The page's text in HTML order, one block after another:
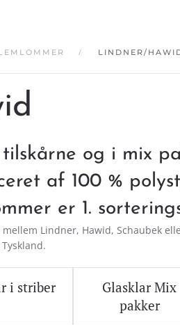
LINDNER/
og i mix
af 100 %
er 1.
Lindner, Hawid, Schaubek
i striber
Glasklar Mix
pakker